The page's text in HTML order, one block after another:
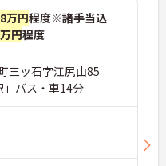
す♪
万円程度※諸手当込
円程度
三ッ石字江尻山85
」バス・車14分